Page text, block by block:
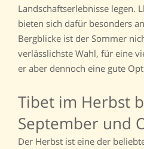
Landschaftserlebnisse legen.
bieten sich dafür besonders
Bergblicke ist der Sommer
verlässlichste Wahl, für eine
er aber dennoch eine gute
Tibet im Herbst
September und
Der Herbst ist eine der